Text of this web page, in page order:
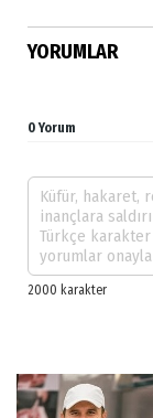
YORUMLAR
0 Yorum